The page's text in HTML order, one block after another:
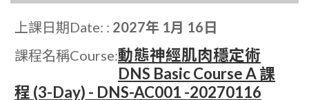
上課日期Date: : 2027年 1月 16日
課程名稱Course:動態神經肌肉穩定術
DNS Basic Course A 課
程 (3-Day) - DNS-AC001 -20270116